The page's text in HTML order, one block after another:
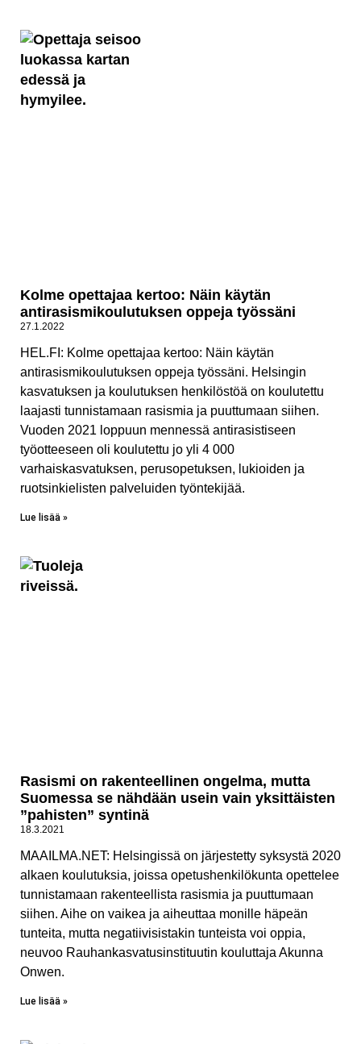
Kolme opettajaa kertoo: Näin käytän
antirasismikoulutuksen oppeja työssäni
27.1.2022
HEL.FI: Kolme opettajaa kertoo: Näin käytän
antirasismikoulutuksen oppeja työssäni. Helsingin
kasvatuksen ja koulutuksen henkilöstöä on koulutettu
laajasti tunnistamaan rasismia ja puuttumaan siihen.
Vuoden 2021 loppuun mennessä antirasistiseen
työotteeseen oli koulutettu jo yli 4 000
varhaiskasvatuksen, perusopetuksen, lukioiden ja
ruotsinkielisten palveluiden työntekijää.
Lue lisää »
Rasismi on rakenteellinen ongelma, mutta
Suomessa se nähdään usein vain yksittäisten
”pahisten” syntinä
18.3.2021
MAAILMA.NET: Helsingissä on järjestetty syksystä 2020
alkaen koulutuksia, joissa opetushenkilökunta opettelee
tunnistamaan rakenteellista rasismia ja puuttumaan
siihen. Aihe on vaikea ja aiheuttaa monille häpeän
tunteita, mutta negatiivisistakin tunteista voi oppia,
neuvoo Rauhankasvatusinstituutin kouluttaja Akunna
Onwen.
Lue lisää »